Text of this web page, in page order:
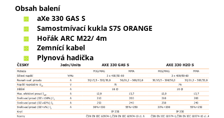
Obsah balení
aXe 330 GAS S
Samostmívací kukla S7S ORANGE
Hořák ARC M22/ 4m
Zemnící kabel
Plynová hadička